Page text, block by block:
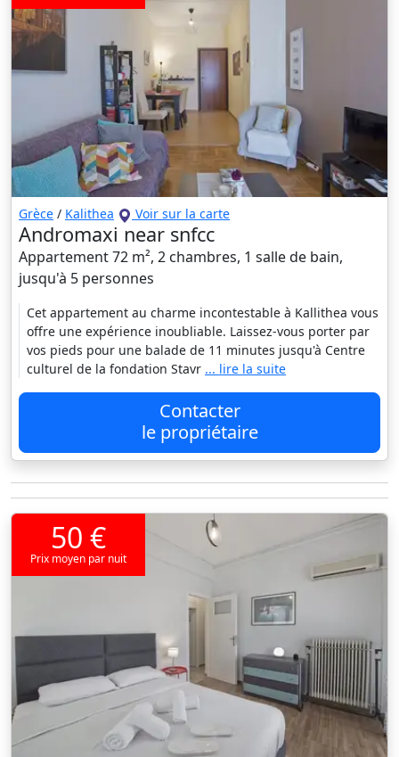
Grèce / Kalithea Voir sur la carte
Andromaxi near snfcc
Appartement 72 m², 2 chambres, 1 salle de bain,
jusqu'à 5 personnes
Cet appartement au charme incontestable à Kallithea vous
offre une expérience inoubliable. Laissez-vous porter par
vos pieds pour une balade de 11 minutes jusqu'à Centre
culturel de la fondation Stavr ... lire la suite
Contacter
le propriétaire
50 €
Prix moyen par nuit